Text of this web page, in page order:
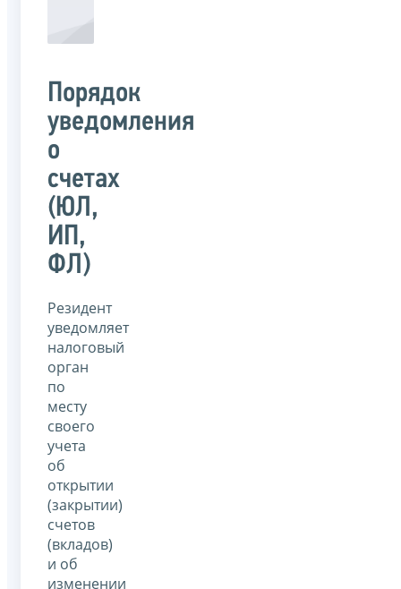
Порядок
уведомления
о
счетах
(ЮЛ,
ИП,
ФЛ)
Резидент
уведомляет
налоговый
орган
по
месту
своего
учета
об
открытии
(закрытии)
счетов
(вкладов)
и об
изменении